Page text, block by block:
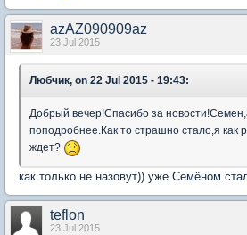
azAZ090909az
23 Jul 2015
Любчик, on 22 Jul 2015 - 19:43:
Добрый вечер!Спасибо за
поподробнее.Как то страшно стало,я как
ждет?
как только не назовут)) уже Семёном
teflon
23 Jul 2015